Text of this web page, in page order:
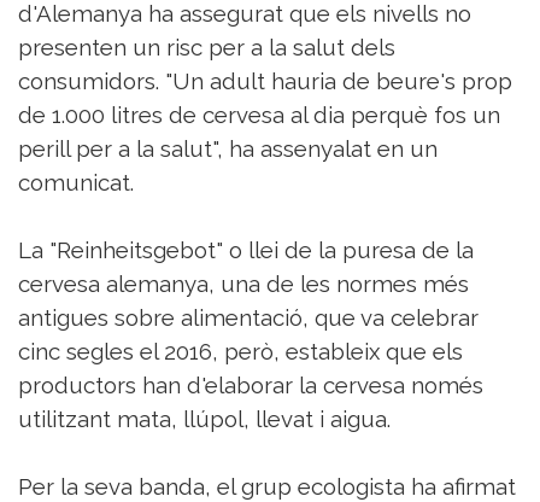
d'Alemanya ha assegurat que els nivells no
presenten un risc per a la salut dels
consumidors. "Un adult hauria de beure's prop
de 1.000 litres de cervesa al dia perquè fos un
perill per a la salut", ha assenyalat en un
comunicat.
La "Reinheitsgebot" o llei de la puresa de la
cervesa alemanya, una de les normes més
antigues sobre alimentació, que va celebrar
cinc segles el 2016, però, estableix que els
productors han d'elaborar la cervesa només
utilitzant mata, llúpol, llevat i aigua.
Per la seva banda, el grup ecologista ha afirmat